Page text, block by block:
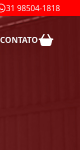
31 98504-1818
CONTATO